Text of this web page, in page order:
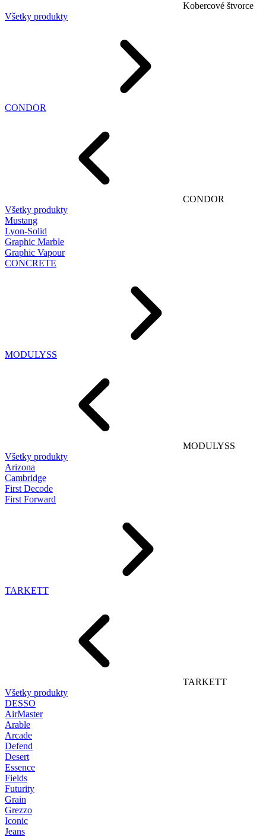
Kobercové štvorce
Všetky produkty
CONDOR
CONDOR
Všetky produkty
Mustang
Lyon-Solid
Graphic Marble
Graphic Vapour
CONCRETE
MODULYSS
MODULYSS
Všetky produkty
Arizona
Cambridge
First Decode
First Forward
TARKETT
TARKETT
Všetky produkty
DESSO
AirMaster
Arable
Arcade
Defend
Desert
Essence
Fields
Futurity
Grain
Grezzo
Iconic
Jeans